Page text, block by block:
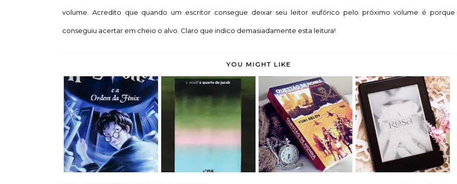
volume. Acredito que quando um escritor consegue deixar seu leitor eufórico pelo próximo volume é porque
conseguiu acertar em cheio o alvo. Claro que indico demasiadamente esta leitura!
YOU MIGHT LIKE
Harry Potter e a Ordem
da Fênix (Ha...
O Quarto de Jacob -
Virginia Woolf ...
Questão de Honra - Yuri
Belov (rese...
A Promessa da Rosa -
Babi A. Sette ...